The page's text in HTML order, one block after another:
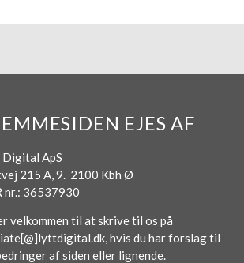
EJES AF
ApS
215 A, 9. 2100 Kbh Ø
nr.: 36537930
velkommen til at skrive til os på
hvis du har forslag til
af siden eller lignende.